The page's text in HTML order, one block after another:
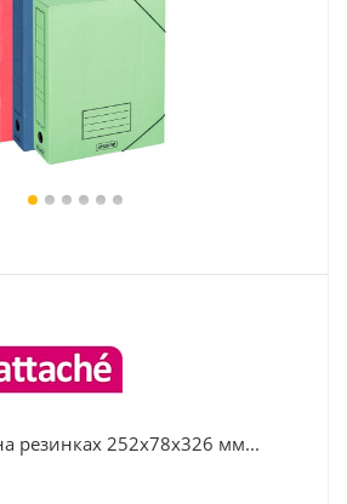
резинках 252x78x326 мм...